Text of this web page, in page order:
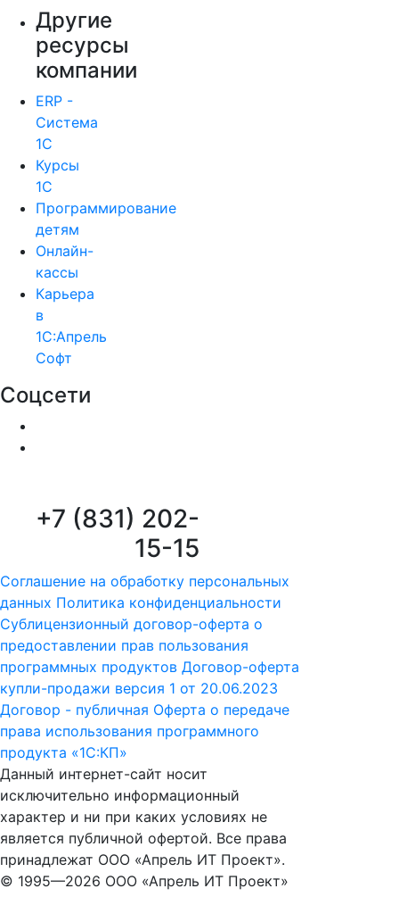
Другие
ресурсы
компании
ERP -
Система
1С
Курсы
1С
Программирование
детям
Онлайн-
кассы
Карьера
в
1С:Апрель
Софт
Соцсети
+7 (831) 202-
15-15
Соглашение на обработку персональных
данных Политика конфиденциальности
Сублицензионный договор-оферта о
предоставлении прав пользования
программных продуктов Договор-оферта
купли-продажи версия 1 от 20.06.2023
Договор - публичная Оферта о передаче
права использования программного
продукта «1С:КП»
Данный интернет-сайт носит
исключительно информационный
характер и ни при каких условиях не
является публичной офертой. Все права
принадлежат ООО «Апрель ИТ Проект».
© 1995—2026 ООО «Апрель ИТ Проект»